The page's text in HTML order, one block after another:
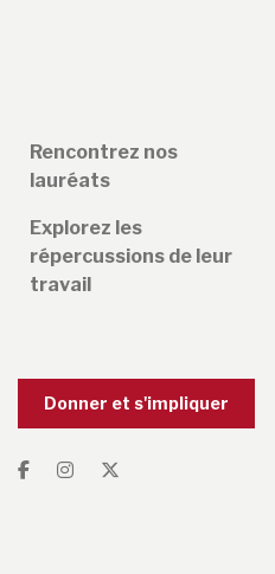
Rencontrez nos
lauréats
Explorez les
répercussions de leur
travail
Donner et s'impliquer